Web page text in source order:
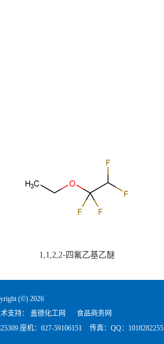
1,1,2,2-四氟乙基乙醚
(©) 2026
支持： 盖德化工网
食品商务网
座机：027-59106151 传真：QQ：1018282255